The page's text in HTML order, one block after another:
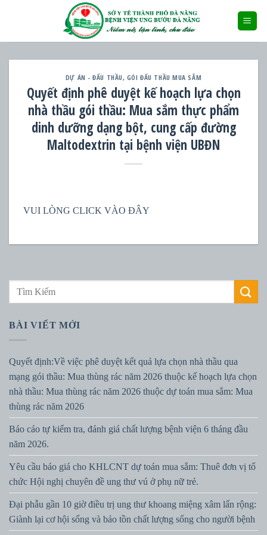
DỰ ÁN - ĐẤU THẦU, GÓI ĐẤU THẦU MUA SẮM
Quyết định phê duyệt kế hoạch lựa chọn
nhà thầu gói thầu: Mua sắm thực phẩm
dinh dưỡng dạng bột, cung cấp đường
Maltodextrin tại bệnh viện UBĐN
VUI LÒNG CLICK VÀO ĐÂY
BÀI VIẾT MỚI
Quyết định:Về việc phê duyệt kết quả lựa chọn nhà thầu qua
mạng gói thầu: Mua thùng rác năm 2026 thuộc kế hoạch lựa chọn
nhà thầu: Mua thùng rác năm 2026 thuộc dự toán mua sắm: Mua
thùng rác năm 2026
Báo cáo tự kiểm tra, đánh giá chất lượng bệnh viện 6 tháng đầu
năm 2026.
Yêu cầu báo giá cho KHLCNT dự toán mua sắm: Thuê đơn vị tổ
chức Hội nghị chuyên đề ung thư vú ở phụ nữ trẻ.
Đại phẫu gần 10 giờ điều trị ung thư khoang miệng xâm lấn rộng:
Giành lại cơ hội sống và bảo tồn chất lượng sống cho người bệnh